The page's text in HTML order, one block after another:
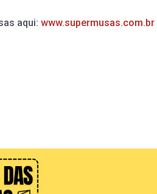
aqui: www.supermusas.com.br